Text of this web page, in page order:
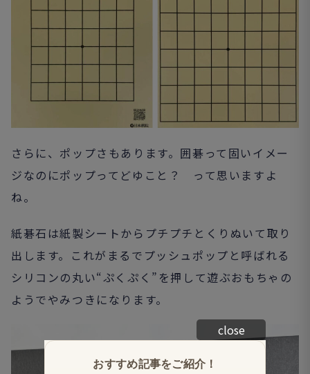
さらに、ポップさもあります。囲碁って固いイメー
ジなのにポップってどゆこと？ って思いますよ
ね。
紙碁石は紙製シートからプチプチとくりぬいて取り
出します。これがまるでプッシュポップと呼ばれる
シリコンの丸い“ぷくぷく”を押して遊ぶおもちゃの
ようでやみつきになります。
close